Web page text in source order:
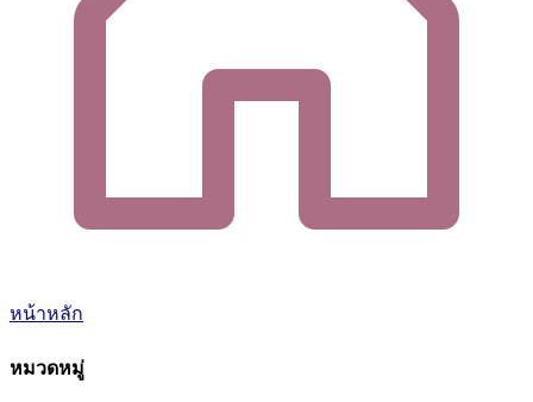
หน้าหลัก
หมวดหมู่